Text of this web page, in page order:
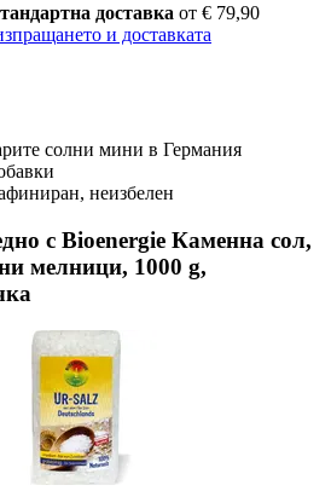
доставка от € 79,90
и доставката
солни мини в Германия
неизбелен
с Bioenergie Каменна сол,
мелници, 1000 g,